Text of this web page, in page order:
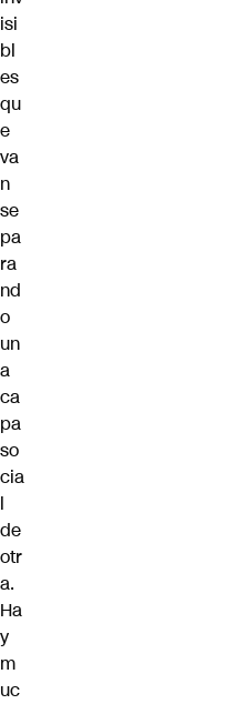
isi
bl
es
qu
e
va
n
se
pa
ra
nd
o
un
a
ca
pa
so
cia
l
de
otr
a.
Ha
y
m
uc